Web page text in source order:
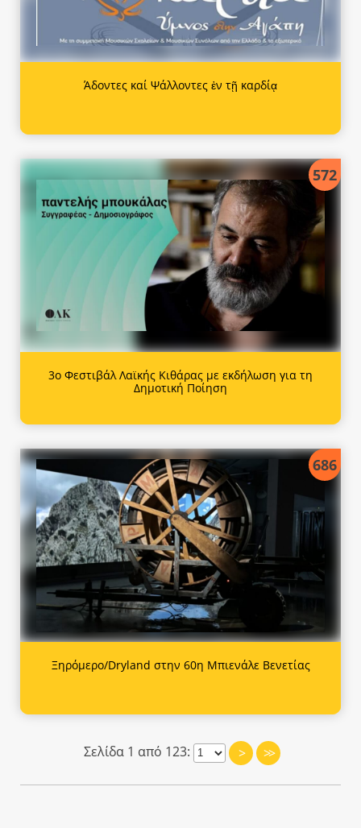
Άδοντες καί Ψάλλοντες ἐν τῇ καρδίᾳ
572
3ο Φεστιβάλ Λαϊκής Κιθάρας με εκδήλωση για τη
Δημοτική Ποίηση
686
Ξηρόμερο/Dryland στην 60η Μπιενάλε Βενετίας
Σελίδα 1 από 123: > >>